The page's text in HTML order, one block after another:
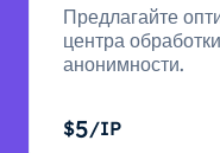
Предлагайте
центра
анонимности.
$5/IP